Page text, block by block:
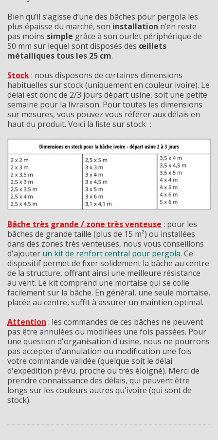
Bien qu’il s’agisse d’une des bâches pour pergola les
plus épaisse du marché, son installation n’en reste
pas moins simple grâce à son ourlet périphérique de
50 mm sur lequel sont disposés des œillets
métalliques tous les 25 cm.
Stock: nous disposons de certaines dimensions
habituelles sur stock (uniquement en couleur ivoire). Le
délai est donc de 2/3 jours départ usine, soit une petite
semaine pour la livraison. Pour toutes les dimensions
sur mesures, vous pouvez vous référer aux délais en
haut du produit. Voici la liste sur stock :
Bâche très grande / zone très venteuse : pour les
bâches de grande taille (plus de 15 m²) ou installées
dans des zones très venteuses, nous vous conseillons
d'ajouter un kit de renfort central pour pergola. Ce
dispositif permet de fixer solidement la bâche au centre
de la structure, offrant ainsi une meilleure résistance
au vent. Le kit comprend une mortaise qui se colle
facilement sur la bâche. En général, une seule mortaise,
placée au centre, suffit à assurer un maintien optimal.
Attention : les commandes de ces bâches ne peuvent
pas être annulées ou modifiées une fois passées. Pour
une question d'organisation d'usine, nous ne pourrons
pas accepter d'annulation ou modification une fois
votre commande validée (quelque soit le délai
d'expédition prévu, proche ou très éloigné). Merci de
prendre connaissance des délais, qui peuvent être
longs sur les couleurs autres qu'ivoire (qui sont de
stock).